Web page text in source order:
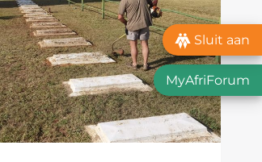
AFTREEOORD
TOESLAAN
Sluit aan
MyAfriForum